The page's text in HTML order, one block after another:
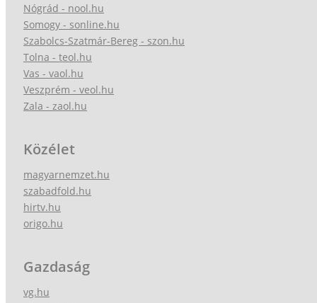
Nógrád - nool.hu
Somogy - sonline.hu
Szabolcs-Szatmár-Bereg - szon.hu
Tolna - teol.hu
Vas - vaol.hu
Veszprém - veol.hu
Zala - zaol.hu
Közélet
magyarnemzet.hu
szabadfold.hu
hirtv.hu
origo.hu
Gazdaság
vg.hu